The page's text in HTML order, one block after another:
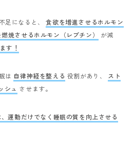
足になると、食欲を増進させるホルモン
焼させるホルモン（レプチン）
が減
す！
は 自律神経を整える 役割があり、 スト
シュ させます。
運動だけでなく睡眠の質を向上させる